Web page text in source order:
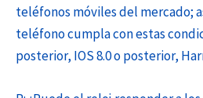
teléfonos móviles del mercado;
teléfono cumpla con estas
posterior, IOS 8.0 o posterior,